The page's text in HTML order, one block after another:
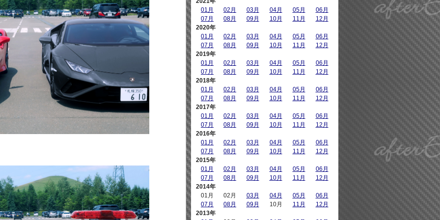
01月
02月 03月 04月 05月
06月
07月
08月 09月 10月 11月
12月
2020年
01月
02月 03月 04月 05月
06月
07月
08月 09月 10月 11月
12月
2019年
01月
02月 03月 04月 05月
06月
07月
08月 09月 10月 11月
12月
2018年
01月
02月 03月 04月 05月
06月
07月
08月 09月 10月 11月
12月
2017年
01月
02月 03月 04月 05月
06月
07月
08月 09月 10月 11月
12月
2016年
01月
02月 03月 04月 05月
06月
07月
08月 09月 10月 11月
12月
2015年
01月
02月 03月 04月 05月
06月
07月
08月 09月 10月 11月
12月
2014年
01月
02月 03月 04月 05月
06月
07月
08月 09月 10月 11月
12月
2013年